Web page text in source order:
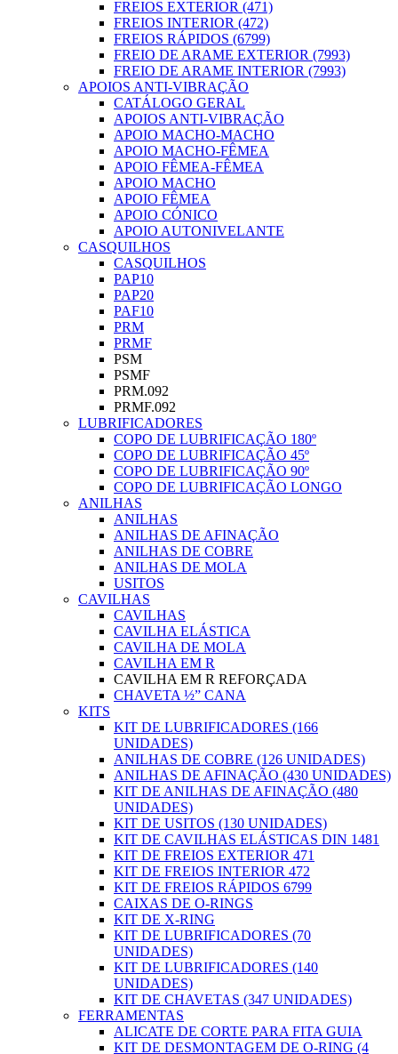
FREIOS EXTERIOR (471)
FREIOS INTERIOR (472)
FREIOS RÁPIDOS (6799)
FREIO DE ARAME EXTERIOR (7993)
FREIO DE ARAME INTERIOR (7993)
APOIOS ANTI-VIBRAÇÃO
CATÁLOGO GERAL
APOIOS ANTI-VIBRAÇÃO
APOIO MACHO-MACHO
APOIO MACHO-FÊMEA
APOIO FÊMEA-FÊMEA
APOIO MACHO
APOIO FÊMEA
APOIO CÓNICO
APOIO AUTONIVELANTE
CASQUILHOS
CASQUILHOS
PAP10
PAP20
PAF10
PRM
PRMF
PSM
PSMF
PRM.092
PRMF.092
LUBRIFICADORES
COPO DE LUBRIFICAÇÃO 180º
COPO DE LUBRIFICAÇÃO 45º
COPO DE LUBRIFICAÇÃO 90º
COPO DE LUBRIFICAÇÃO LONGO
ANILHAS
ANILHAS
ANILHAS DE AFINAÇÃO
ANILHAS DE COBRE
ANILHAS DE MOLA
USITOS
CAVILHAS
CAVILHAS
CAVILHA ELÁSTICA
CAVILHA DE MOLA
CAVILHA EM R
CAVILHA EM R REFORÇADA
CHAVETA ½” CANA
KITS
KIT DE LUBRIFICADORES (166
UNIDADES)
ANILHAS DE COBRE (126 UNIDADES)
ANILHAS DE AFINAÇÃO (430 UNIDADES)
KIT DE ANILHAS DE AFINAÇÃO (480
UNIDADES)
KIT DE USITOS (130 UNIDADES)
KIT DE CAVILHAS ELÁSTICAS DIN 1481
KIT DE FREIOS EXTERIOR 471
KIT DE FREIOS INTERIOR 472
KIT DE FREIOS RÁPIDOS 6799
CAIXAS DE O-RINGS
KIT DE X-RING
KIT DE LUBRIFICADORES (70
UNIDADES)
KIT DE LUBRIFICADORES (140
UNIDADES)
KIT DE CHAVETAS (347 UNIDADES)
FERRAMENTAS
ALICATE DE CORTE PARA FITA GUIA
KIT DE DESMONTAGEM DE O-RING (4